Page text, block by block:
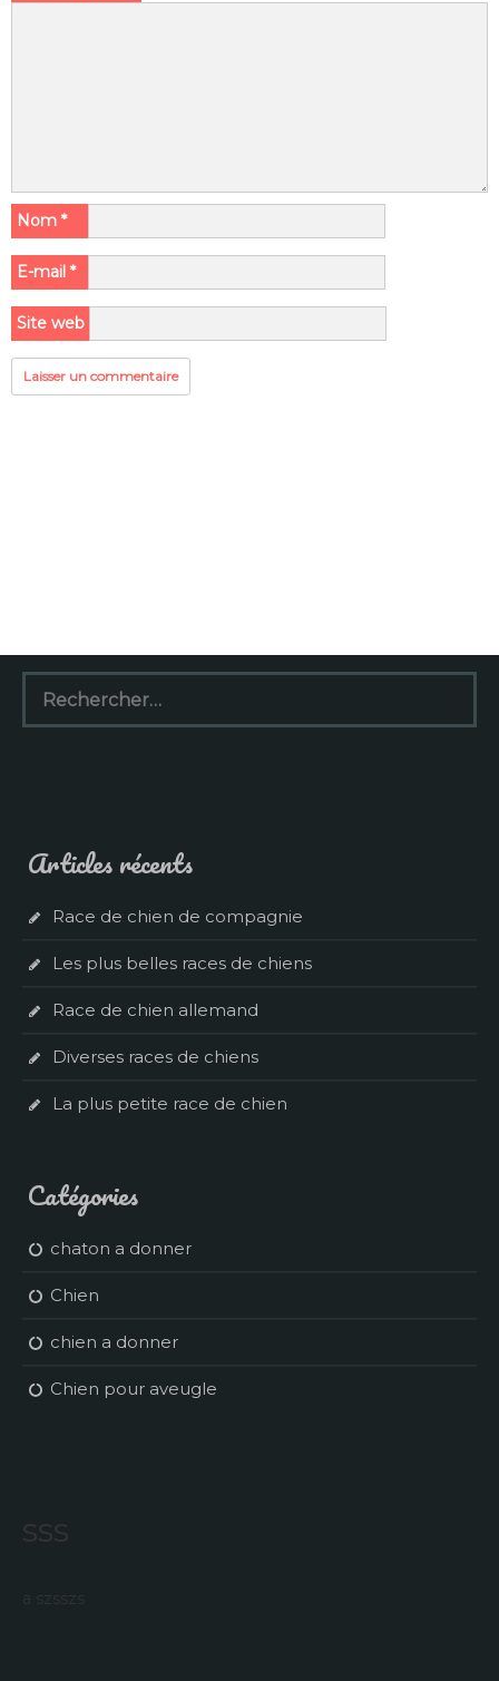
Nom *
E-mail *
Site web
Rechercher :
Articles récents
Race de chien de compagnie
Les plus belles races de chiens
Race de chien allemand
Diverses races de chiens
La plus petite race de chien
Catégories
chaton a donner
Chien
chien a donner
Chien pour aveugle
sss
a szsszs